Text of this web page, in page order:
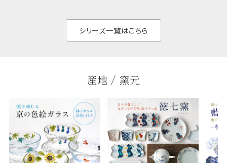
シリーズ一覧はこちら
産地 / 窯元